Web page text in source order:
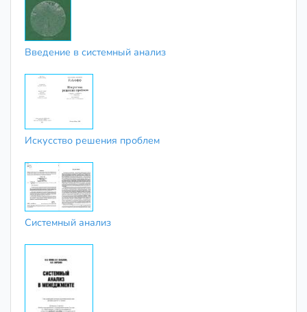
Введение в системный анализ
Искусство решения проблем
Системный анализ